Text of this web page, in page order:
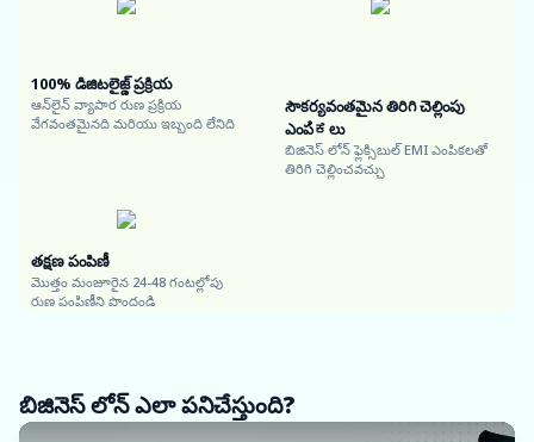
100% డిజిటలైజ్డ్ ప్రక్రియ
ఆన్‌లైన్ వ్యాపార రుణ ప్రక్రియ
వేగవంతమైనది మరియు ఇబ్బంది లేనిది
సౌకర్యవంతమైన తిరిగి చెల్లింపు
ఎంపಿಕలు
బిజినెస్ లోన్ ఫ్లెక్సిబుల్ EMI ఎంపికలతో
తిరిగి చెల్లించవచ్చు
తక్షణ పంపిణీ
మొత్తం మంజూరైన 24-48 గంటల్లోపు
రుణ పంపిణీని పొందండి
బిజినెస్ లోన్ ఎలా పనిచేస్తుంది?